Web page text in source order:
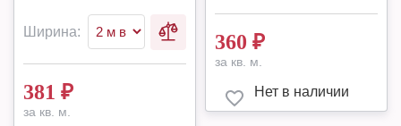
Ширина:
381 ₽
за кв. м.
360 ₽
за кв. м.
Нет в наличии